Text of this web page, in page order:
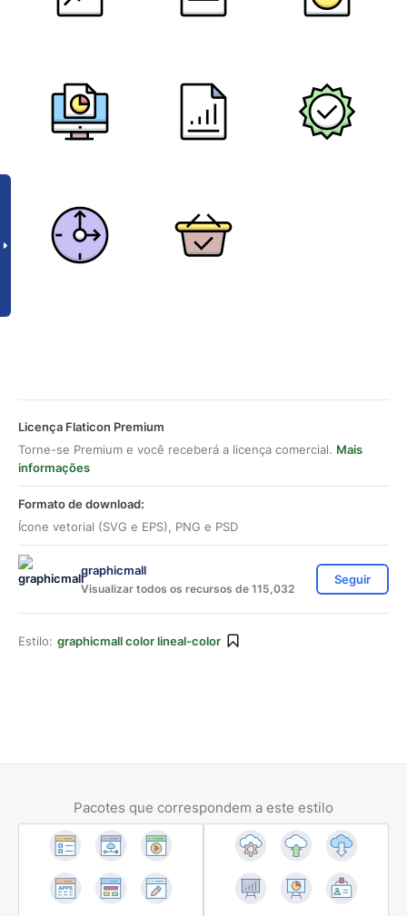
Licença Flaticon Premium
Torne-se Premium e você receberá a licença comercial. Mais
informações
Formato de download:
Ícone vetorial (SVG e EPS), PNG e PSD
graphicmall
Visualizar todos os recursos de 115,032
Seguir
Estilo: graphicmall color lineal-color
Pacotes que correspondem a este estilo